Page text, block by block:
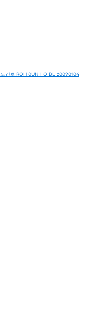
노건호 ROH GUN HO BL 20090104 -